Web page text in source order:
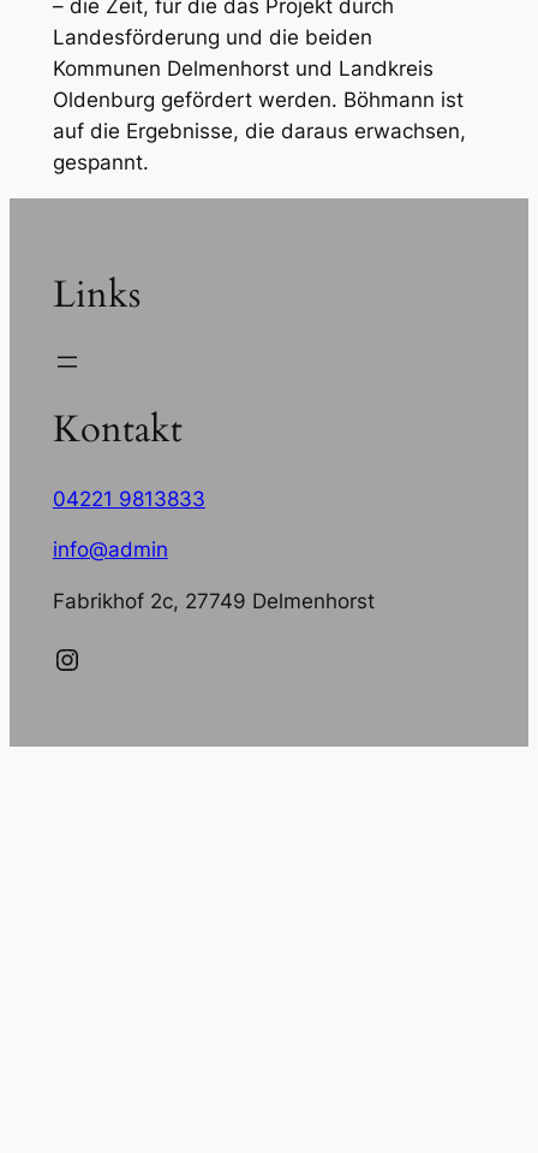
– die Zeit, für die das Projekt durch
Landesförderung und die beiden
Kommunen Delmenhorst und Landkreis
Oldenburg gefördert werden. Böhmann ist
auf die Ergebnisse, die daraus erwachsen,
gespannt.
Links
Kontakt
04221 9813833
info@admin
Fabrikhof 2c, 27749 Delmenhorst
Instagram